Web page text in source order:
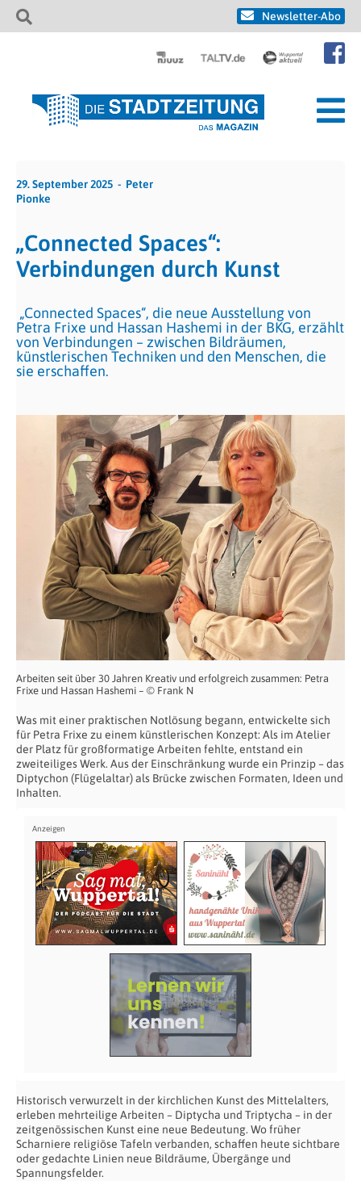
Newsletter-Abo
29. September 2025
Peter
Pionke
„Connected Spaces“:
Verbindungen durch Kunst
„Connected Spaces“, die neue Ausstellung von
Petra Frixe und Hassan Hashemi in der BKG, erzählt
von Verbindungen – zwischen Bildräumen,
künstlerischen Techniken und den Menschen, die
sie erschaffen.
Arbeiten seit über 30 Jahren Kreativ und erfolgreich zusammen: Petra
Frixe und Hassan Hashemi – © Frank N
Was mit einer praktischen Notlösung begann, entwickelte sich
für Petra Frixe zu einem künstlerischen Konzept: Als im Atelier
der Platz für großformatige Arbeiten fehlte, entstand ein
zweiteiliges Werk. Aus der Einschränkung wurde ein Prinzip – das
Diptychon (Flügelaltar) als Brücke zwischen Formaten, Ideen und
Inhalten.
Historisch verwurzelt in der kirchlichen Kunst des Mittelalters,
erleben mehrteilige Arbeiten – Diptycha und Triptycha – in der
zeitgenössischen Kunst eine neue Bedeutung. Wo früher
Scharniere religiöse Tafeln verbanden, schaffen heute sichtbare
oder gedachte Linien neue Bildräume, Übergänge und
Spannungsfelder.